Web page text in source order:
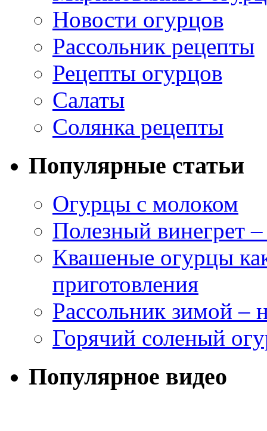
Новости огурцов
Рассольник рецепты
Рецепты огурцов
Салаты
Солянка рецепты
Популярные статьи
Огурцы с молоком
Полезный винегрет
Квашеные огурцы
приготовления
Рассольник зимой –
Горячий соленый
Популярное видео